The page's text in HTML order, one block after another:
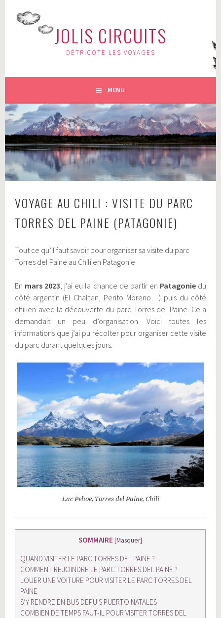
JOLIS CIRCUITS
DÉTRICOTE LES VOYAGES
MENU
VOYAGE AU CHILI : VISITE DU PARC
TORRES DEL PAINE (PATAGONIE)
Tout ce qu’il faut savoir pour organiser sa visite du parc
Torres del Paine au Chili en Patagonie
En mars 2023, j’ai eu la chance de partir en Patagoniedu
côté argentin (El Chalten, Perito Moreno…) puis du côté
chilien avec la découverte du parc Torres del Paine. Cela
demandait un peu d’organisation. Voici toutes les
informations que j’ai pu récolter pour organiser cette visite
du parc durant quelques jours.
Lac Pehoe, Torres del Paine, Chili
SOMMAIRE [Masquer]
QUAND VISITER LE PARC TORRES DEL PAINE ?
COMMENT REJOINDRE LE PARC TORRES DEL PAINE ?
LOUER UNE VOITURE POUR VISITER LE PARC TORRES DEL
PAINE
S’Y RENDRE EN BUS DEPUIS PUERTO NATALES
COMBIEN DE TEMPS FAUT-IL POUR VISITER TORRES DEL